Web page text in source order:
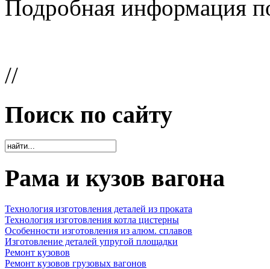
Подробная информация
//
Поиск по сайту
Рама и кузов вагона
Технология изготовления деталей из проката
Технология изготовления котла цистерны
Особенности изготовления из алюм. сплавов
Изготовление деталей упругой площадки
Ремонт кузовов
Ремонт кузовов грузовых вагонов